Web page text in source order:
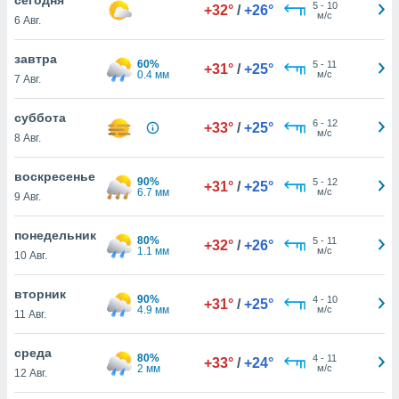
действия
на веб-
основе.
нашей
cookie
в
ВЫ
6 Авг.
+32° / +26° 5- 10
м/с
завтра
7 Авг.
60%
0.4 мм
+31° / +25° 5- 11
м/с
суббота
8 Авг.
+33° / +25° 6- 12
м/с
воскресенье
9 Авг.
90%
6.7 мм
+31° / +25° 5- 12
м/с
понедельник
10 Авг.
80%
1.1 мм
+32° / +26° 5- 11
м/с
вторник
11 Авг.
90%
4.9 мм
+31° / +25° 4- 10
м/с
среда
12 Авг.
80%
2 мм
+33° / +24° 4- 11
м/с